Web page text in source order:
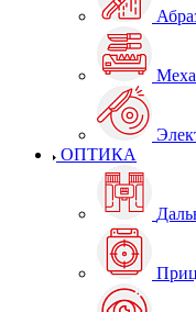
ОПТИКА